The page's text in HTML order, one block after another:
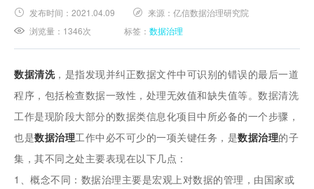
解决方案
伙伴
服务
社区
关于亿信
400-0011-866
发布时间：2021.04.09 来源：亿信数据治理研究院
浏览量： 1346次 标签：数据治理
数据清洗，是指发现并纠正数据文件中可识别的错误的最后一道
程序，包括检查数据一致性，处理无效值和缺失值等。数据清洗
工作是现阶段大部分的数据类信息化项目中所必备的一个步骤，
也是数据治理工作中必不可少的一项关键任务，是数据治理的子
集，其不同之处主要表现在以下几点：
1、概念不同：数据治理主要是宏观上对数据的管理，由国家或